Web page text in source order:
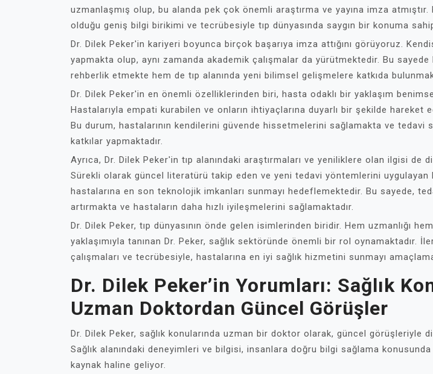
uzmanlaşmış olup, bu alanda pek çok önemli araştırma ve yayına imza atmıştır.
olduğu geniş bilgi birikimi ve tecrübesiyle tıp dünyasında saygın bir konuma
Dr. Dilek Peker'in kariyeri boyunca birçok başarıya imza attığını görüyoruz.
yapmakta olup, aynı zamanda akademik çalışmalar da yürütmektedir. Bu
rehberlik etmekte hem de tıp alanında yeni bilimsel gelişmelere katkıda
Dr. Dilek Peker'in en önemli özelliklerinden biri, hasta odaklı bir yaklaşım
Hastalarıyla empati kurabilen ve onların ihtiyaçlarına duyarlı bir şekilde hareket
Bu durum, hastalarının kendilerini güvende hissetmelerini sağlamakta ve tedavi
katkılar yapmaktadır.
Ayrıca, Dr. Dilek Peker'in tıp alanındaki araştırmaları ve yeniliklere olan ilgisi de
Sürekli olarak güncel literatürü takip eden ve yeni tedavi yöntemlerini uygulayan
hastalarına en son teknolojik imkanları sunmayı hedeflemektedir. Bu sayede,
artırmakta ve hastaların daha hızlı iyileşmelerini sağlamaktadır.
Dr. Dilek Peker, tıp dünyasının önde gelen isimlerinden biridir. Hem uzmanlığı
yaklaşımıyla tanınan Dr. Peker, sağlık sektöründe önemli bir rol oynamaktadır.
çalışmaları ve tecrübesiyle, hastalarına en iyi sağlık hizmetini sunmayı
Dr. Dilek Peker’in Yorumları: Sağlık
Uzman Doktordan Güncel Görüşler
Dr. Dilek Peker, sağlık konularında uzman bir doktor olarak, güncel görüşleriyle
Sağlık alanındaki deneyimleri ve bilgisi, insanlara doğru bilgi sağlama
kaynak haline geliyor.